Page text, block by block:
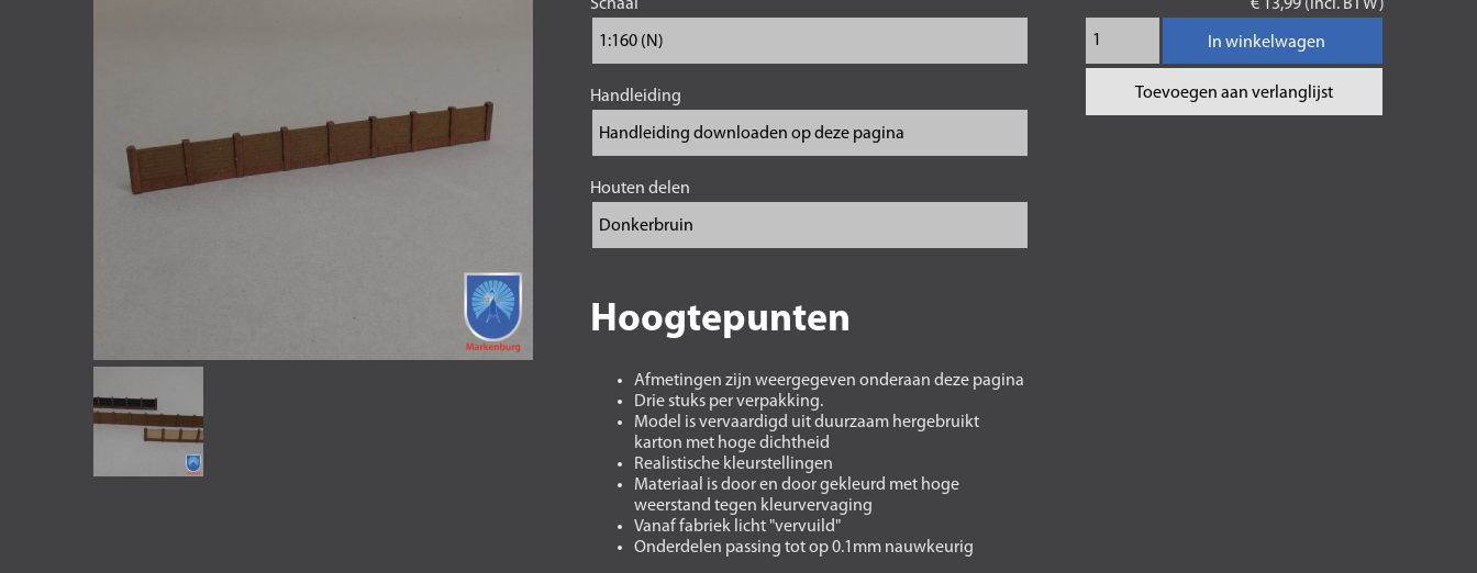
Schaal
Handleiding
Houten delen
Hoogtepunten
Afmetingen zijn weergegeven onderaan deze pagina
Drie stuks per verpakking.
Model is vervaardigd uit duurzaam hergebruikt
karton met hoge dichtheid
Realistische kleurstellingen
Materiaal is door en door gekleurd met hoge
weerstand tegen kleurvervaging
Vanaf fabriek licht "vervuild"
Onderdelen passing tot op 0.1mm nauwkeurig
€ 13,99 (incl. BTW)
In winkelwagen
Toevoegen aan verlanglijst